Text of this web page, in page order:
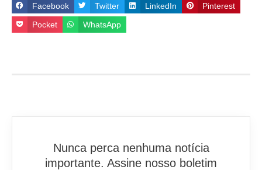
Facebook Twitter LinkedIn Pinterest
Pocket WhatsApp
Nunca perca nenhuma notícia
importante. Assine nosso boletim